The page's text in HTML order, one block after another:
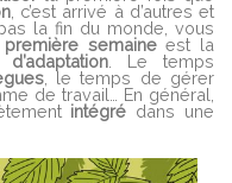
, c’est arrivé à d’autres et
la fin du monde, vous
première semaineest la
d’adaptation. Le temps
, le temps de gérer
de travail… En général,
intégré dans une